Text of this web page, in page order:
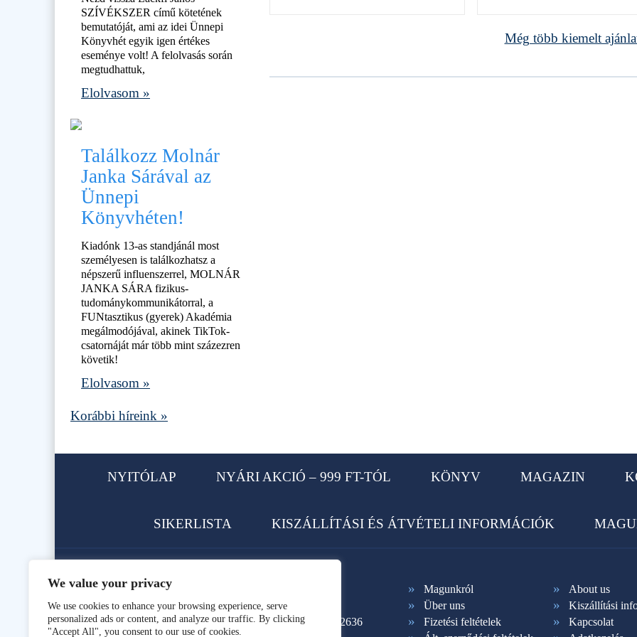
We value your privacy
We use cookies to enhance your browsing experience, serve
personalized ads or content, and analyze our traffic. By clicking
"Accept All", you consent to our use of cookies.
Még több kiemelt
SZÍVÉKSZER című kötetének
bemutatóját, ami az idei Ünnepi
Könyvhét egyik igen értékes
eseménye volt! A felolvasás során
megtudhattuk,
Elolvasom »
Találkozz Molnár
Janka Sárával az
Ünnepi
Könyvhéten!
Kiadónk 13-as standjánál most
személyesen is találkozhatsz a
népszerű influenszerrel, MOLNÁR
JANKA SÁRA fizikus-
tudománykommunikátorral, a
FUNtasztikus (gyerek) Akadémia
megálmodójával, akinek TikTok-
csatornáját már több mint százezren
követik!
Elolvasom »
Korábbi híreink »
NYITÓLAP NYÁRI AKCIÓ – 999 FT-TÓL KÖNYV MAGAZIN
SIKERLISTA KISZÁLLÍTÁSI ÉS ÁTVÉTELI INFORMÁCIÓK
1113 Budapest, Karolina út 62.
Telefon: +36 1 466-9896, +36 1 365-2636
Magunkról
About us
Über uns
Kiszállítási
Fizetési feltételek
Kapcsolat